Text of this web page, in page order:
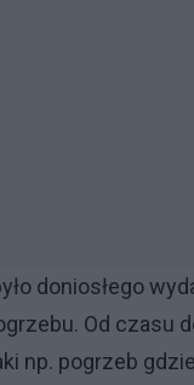
doniosłego
Od czasu
np. pogrzeb